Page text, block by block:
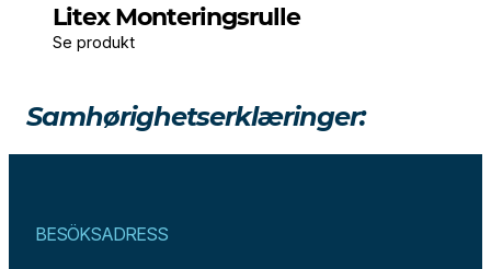
Litex Monteringsrulle
Se produkt
Samhørighetserklæringer:
BESÖKSADRESS